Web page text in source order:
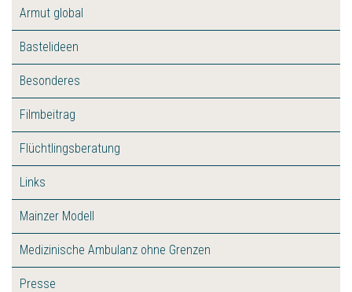
Armut global
Bastelideen
Besonderes
Filmbeitrag
Flüchtlingsberatung
Links
Mainzer Modell
Medizinische Ambulanz ohne Grenzen
Presse